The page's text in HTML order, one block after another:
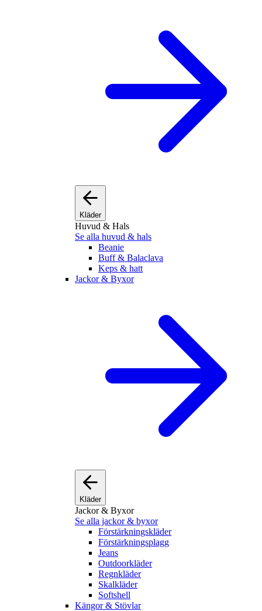
Kläder
Huvud & Hals
Se alla huvud & hals
Beanie
Buff & Balaclava
Keps & hatt
Jackor & Byxor
Kläder
Jackor & Byxor
Se alla jackor & byxor
Förstärkningskläder
Förstärkningsplagg
Jeans
Outdoorkläder
Regnkläder
Skalkläder
Softshell
Kängor & Stövlar